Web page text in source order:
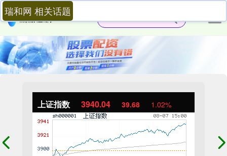
上证指数 3940.04 39.68 1.02%
瑞和网 相关话题